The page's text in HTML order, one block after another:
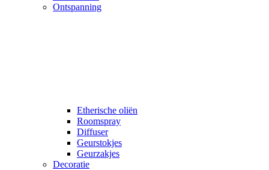
Ontspanning
Etherische oliën
Roomspray
Diffuser
Geurstokjes
Geurzakjes
Decoratie